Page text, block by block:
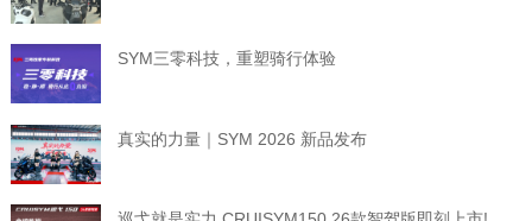
SYM三零科技，重塑骑行体验
真实的力量｜SYM 2026 新品发布